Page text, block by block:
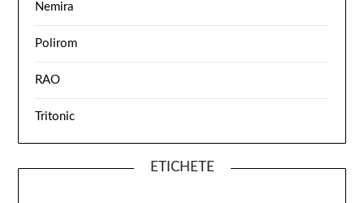
Nemira
Polirom
RAO
Tritonic
ETICHETE